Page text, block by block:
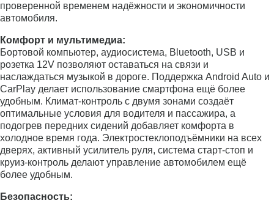
проверенной временем надёжности и экономичности
автомобиля.
Комфорт и мультимедиа:
Бортовой компьютер, аудиосистема, Bluetooth, USB и
розетка 12V позволяют оставаться на связи и
наслаждаться музыкой в дороге. Поддержка Android Auto и
CarPlay делает использование смартфона ещё более
удобным. Климат-контроль с двумя зонами создаёт
оптимальные условия для водителя и пассажира, а
подогрев передних сидений добавляет комфорта в
холодное время года. Электростеклоподъёмники на всех
дверях, активный усилитель руля, система старт-стоп и
круиз-контроль делают управление автомобилем ещё
более удобным.
Безопасность: